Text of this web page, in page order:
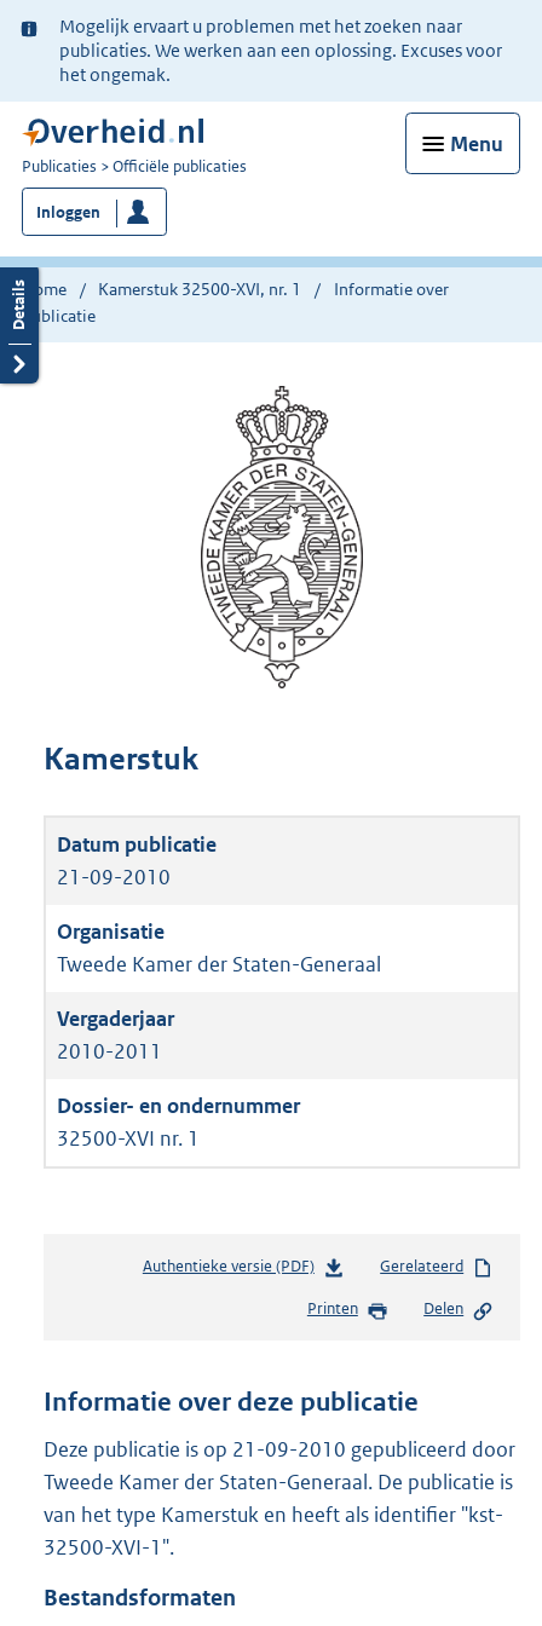
Ter
informatie:
Mogelijk ervaart u problemen met het zoeken naar
publicaties. We werken aan een oplossing. Excuses voor
het ongemak.
Menu
U
bent
nu
hier:
Publicaties Officiële publicaties
Inloggen
Home Kamerstuk 32500-XVI, nr. 1
Informatie over
publicatie
Kamerstuk
21-09-2010
Tweede Kamer der Staten-Generaal
2010-2011
32500-XVI nr. 1
Authentieke versie (PDF)b
s
n
s
r
o
Gerelateerd
Printen Delen
Informatie over deze publicatie
Deze publicatie is op 21-09-2010 gepubliceerd door
Tweede Kamer der Staten-Generaal. De publicatie is
van het type Kamerstuk en heeft als identifier "kst-
32500-XVI-1".
Bestandsformaten